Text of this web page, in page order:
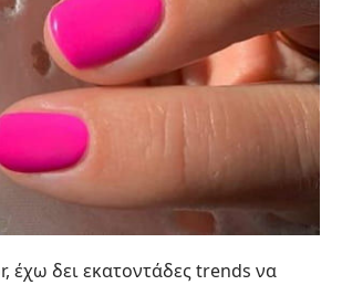
έχω δει εκατοντάδες trends να